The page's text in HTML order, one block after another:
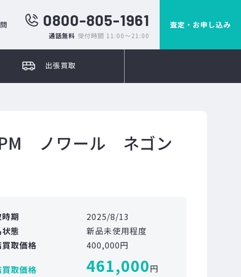
0800-805-1961
通話無料 受付時間 11:00～21:00
査定・お申し込み
出張買取
ノワール ネゴン
期
2025/8/13
態
新品未使用程度
取価格
400,000円
取価格
461,000円